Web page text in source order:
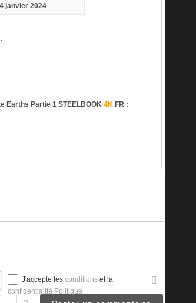
janvier 2024
:
Earths Partie 1 STEELBOOK 4K FR :
Nom*
J'accepte les conditions et la
confidentialité Politique